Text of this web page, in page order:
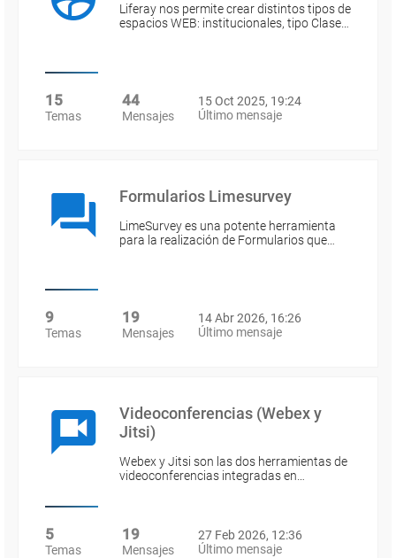
Liferay nos permite crear distintos tipos de
espacios WEB: institucionales, tipo Clase…
15
Temas
44
Mensajes
15 Oct 2025, 19:24
Último mensaje
Formularios Limesurvey
LimeSurvey es una potente herramienta
para la realización de Formularios que…
9
Temas
19
Mensajes
14 Abr 2026, 16:26
Último mensaje
Videoconferencias (Webex y
Jitsi)
Webex y Jitsi son las dos herramientas de
videoconferencias integradas en…
5
Temas
19
Mensajes
27 Feb 2026, 12:36
Último mensaje